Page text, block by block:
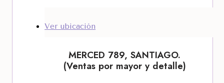
Ver ubicación
MERCED 789, SANTIAGO.
(Ventas por mayor y detalle)